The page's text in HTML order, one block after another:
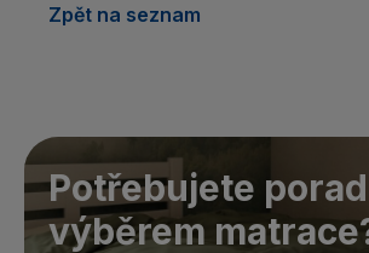
Zpět na seznam
Potřebujete
výběrem